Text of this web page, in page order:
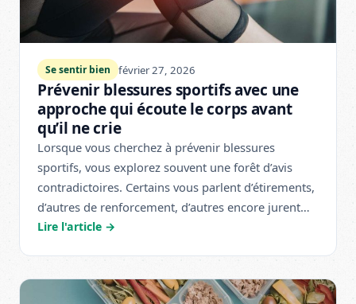
Se sentir bien février 27, 2026
Prévenir blessures sportifs avec une
approche qui écoute le corps avant
qu’il ne crie
Lorsque vous cherchez à prévenir blessures
sportifs, vous explorez souvent une forêt d’avis
contradictoires. Certains vous parlent d’étirements,
d’autres de renforcement, d’autres encore jurent…
Lire l'article →